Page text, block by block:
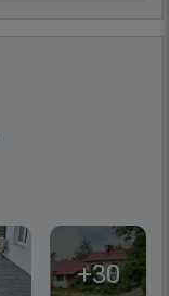
+30